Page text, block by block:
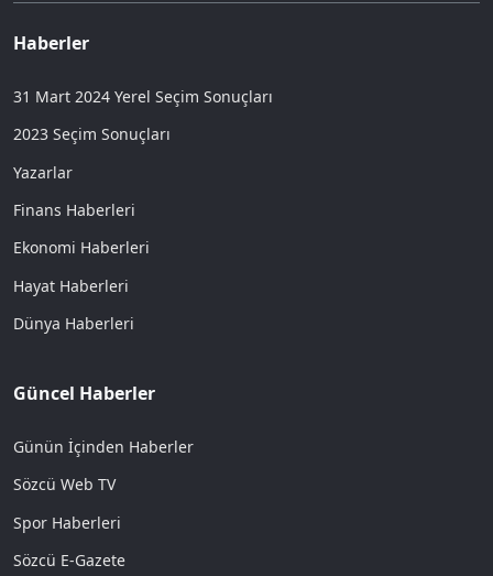
Haberler
31 Mart 2024 Yerel Seçim Sonuçları
2023 Seçim Sonuçları
Yazarlar
Finans Haberleri
Ekonomi Haberleri
Hayat Haberleri
Dünya Haberleri
Güncel Haberler
Günün İçinden Haberler
Sözcü Web TV
Spor Haberleri
Sözcü E-Gazete